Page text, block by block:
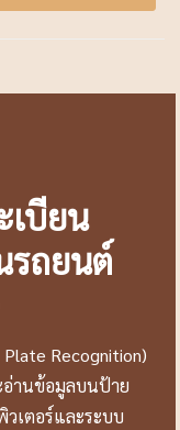
เบียน
รถยนต์
Recognition)
อ่านข้อมูลบนป้าย
เตอร์และระบบ